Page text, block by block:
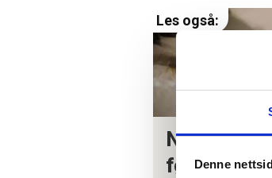
Denne
Ny
fører til at